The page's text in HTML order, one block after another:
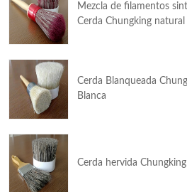
Mezcla de filamentos
Cerda Chungking natural
Cerda Blanqueada
Blanca
Cerda hervida